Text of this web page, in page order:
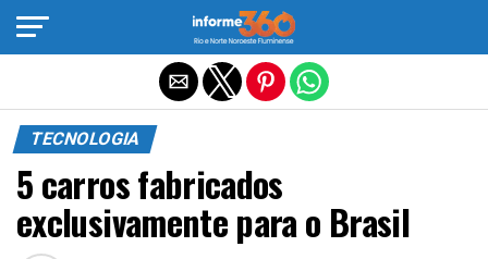
TECNOLOGIA
5 carros fabricados
exclusivamente para o Brasil
Sair da versão mobile